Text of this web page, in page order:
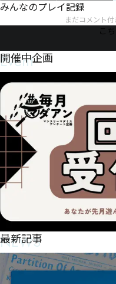
みんなのプレイ記録
まだコメント
こ
Event
開催中企画
NEWS
最新記事